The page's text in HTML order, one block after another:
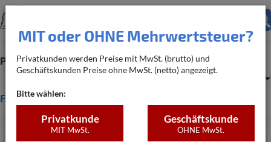
Produkte Bedarfsrechner
FAQ
Alle Gewindelaschen
MIT oder OHNE Mehrwertsteuer?
Privatkunden werden Preise mit MwSt. (brutto) und
Geschäftskunden Preise ohne MwSt. (netto) angezeigt.
Bitte wählen:
Privatkunde
MIT MwSt.
Geschäftskunde
OHNE MwSt.